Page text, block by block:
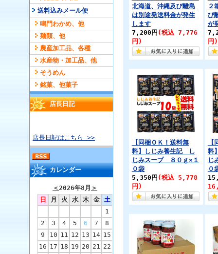
送料込みメール便
鳴門わかめ、他
麺類、他
農産加工品、各種
水産物・加工品、他
そうめん
銘菓、他菓子
店長日記
店長日記はこちら >>
カレンダー
＜2026年8月 ＞
日
月 火 水 木 金
土
1
2
3 4 5 6 7
8
9
10 11 12 13 14 15
16 17 18 19 20 21 22
北海道、沖縄及び離島
は別途発送料金が発生
します
7,200円 (税込 7,776
円)
２
び
が
円)
【同梱ＯＫ！送料無
料】しじみ養生記 し
じみスープ ８０ｇ×１
０袋
5,350円 (税込 5,778
円)
料
じ
０